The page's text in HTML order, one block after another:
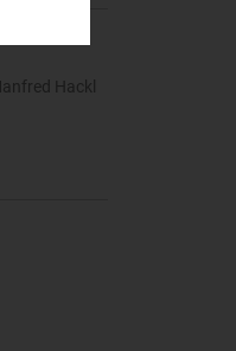
Hackl